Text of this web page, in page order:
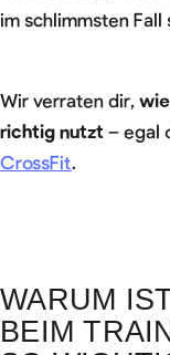
im schlimmsten
Wir verraten dir,
richtig nutzt – egal
CrossFit.
WARUM
BEIM